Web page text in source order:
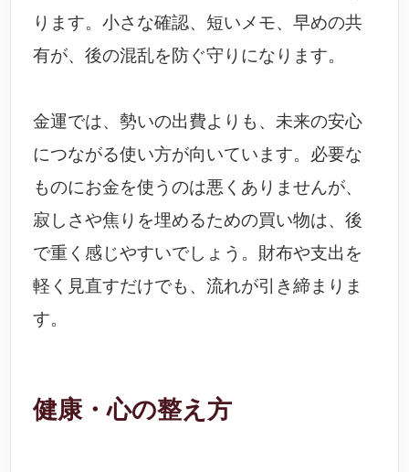
ります。小さな確認、短いメモ、早めの共
有が、後の混乱を防ぐ守りになります。
金運では、勢いの出費よりも、未来の安心
につながる使い方が向いています。必要な
ものにお金を使うのは悪くありませんが、
寂しさや焦りを埋めるための買い物は、後
で重く感じやすいでしょう。財布や支出を
軽く見直すだけでも、流れが引き締まりま
す。
健康・心の整え方